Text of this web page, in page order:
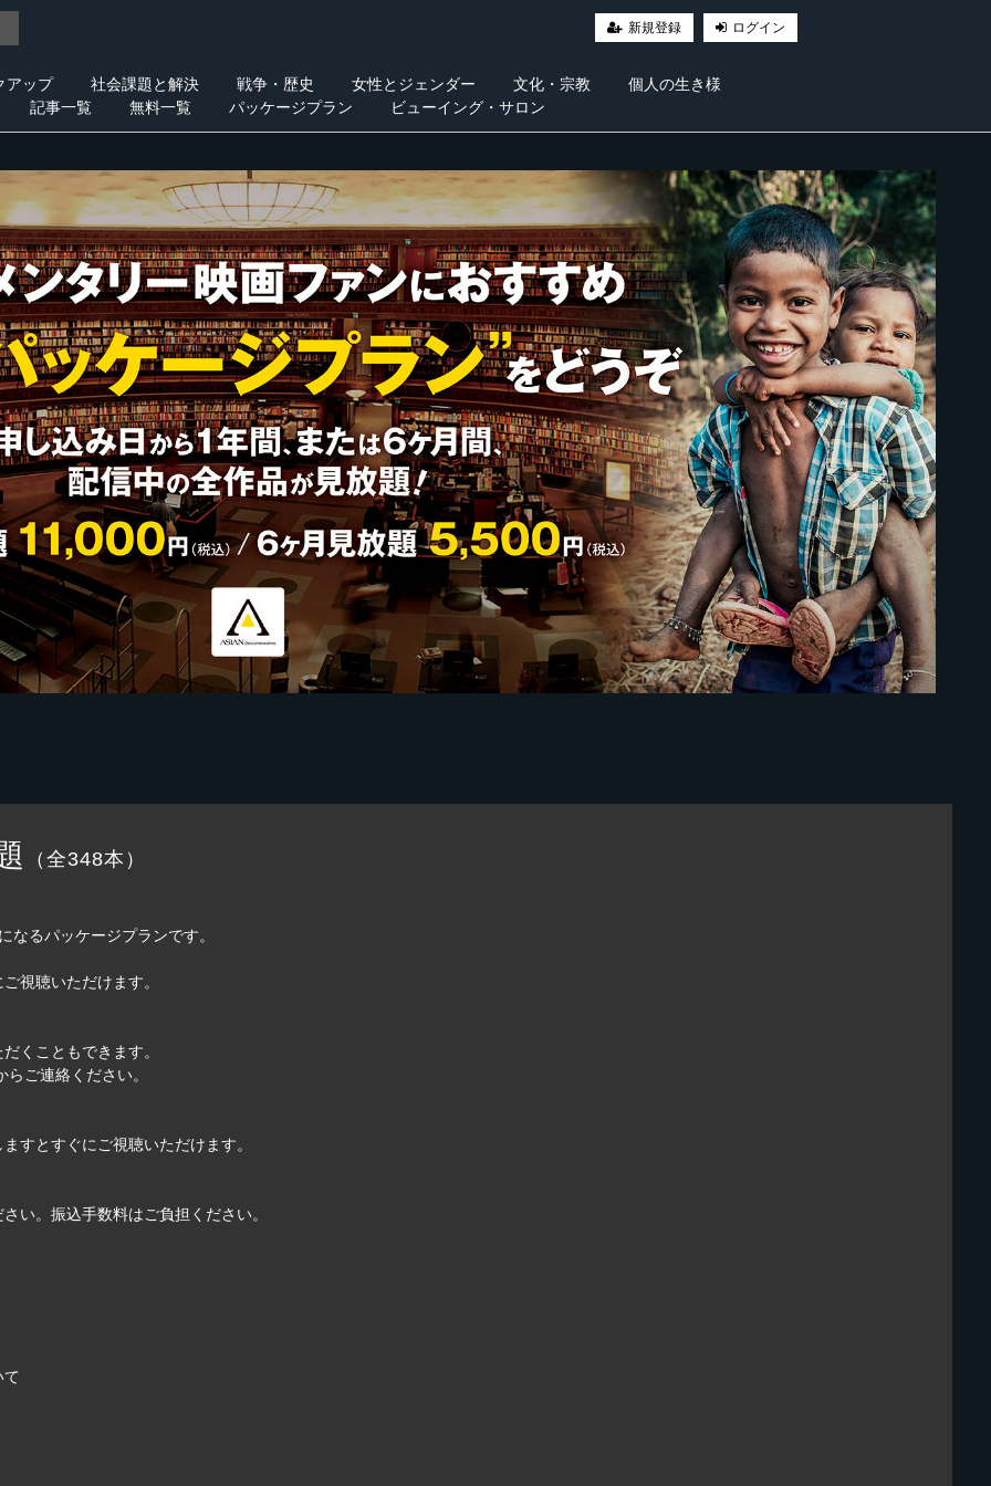
新規登録 ログイン
アップ 社会課題と解決 戦争・歴史 女性とジェンダー 文化・宗教
個人の生き様
記事一覧
無料一覧 パッケージプラン ビューイング・サロン
（全348本）
なるパッケージプランです。
視聴いただけます。
くこともできます。
らご連絡ください。
すとすぐにご視聴いただけます。
い。振込手数料はご負担ください。
て